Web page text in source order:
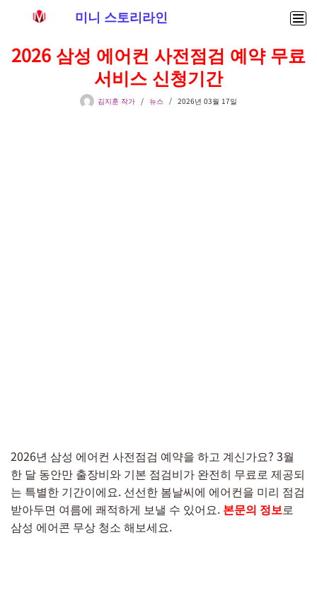
텐
미니 스토리라인
2026 삼성 에어컨 사전점검 예약 무료
서비스 신청기간
김지훈 작가 뉴스 2026년 03월 17일
2026년 삼성 에어컨 사전점검 예약을 하고 계신가요? 3월
한 달 동안만 출장비와 기본 점검비가 완전히 무료로 제공되
는 특별한 기간이에요. 선선한 봄날씨에 에어컨을 미리 점검
받아두면 여름에 쾌적하게 보낼 수 있어요. 본문의 정보로
삼성 에어콘 무상 청소 해보세요.